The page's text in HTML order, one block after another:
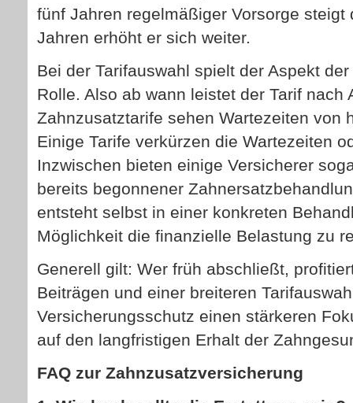
fünf Jahren regelmäßiger Vorsorge
Jahren erhöht er sich weiter.
Bei der Tarifauswahl spielt der Aspekt
Rolle. Also ab wann leistet der Tarif nach
Zahnzusatztarife sehen Wartezeiten von
Einige Tarife verkürzen die Wartezeiten
Inzwischen bieten einige Versicherer
bereits begonnener
entsteht selbst in einer konkreten
Möglichkeit die finanzielle Belastung zu
Generell gilt: Wer früh abschließt,
Beiträgen und einer breiteren
Versicherungsschutz einen stärkeren
auf den langfristigen Erhalt der
FAQ zur Zahn­zu­satz­ver­si­che­rung